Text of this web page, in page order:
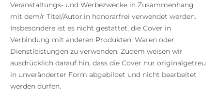
Veranstaltungs- und Werbezwecke in Zusammenhang
mit dem/r Titel/Autor:in honorarfrei verwendet werden.
Insbesondere ist es nicht gestattet, die Cover in
Verbindung mit anderen Produkten, Waren oder
Dienstleistungen zu verwenden. Zudem weisen wir
ausdrücklich darauf hin, dass die Cover nur originalgetreu
in unveränderter Form abgebildet und nicht bearbeitet
werden dürfen.